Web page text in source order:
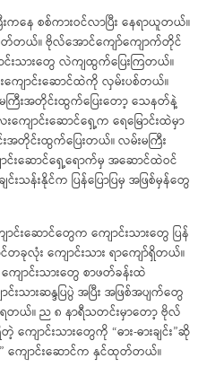
ကနေ စစ်ကားဝင်လာပြီး နေရာယူတယ်။
တ်တယ်။ ဗိုလ်အောင်ကျော်ကျောက်တိုင်
းသားတွေ လဲကျထွက်ပြေးကြတယ်။
ကျောင်းဆောင်ထဲကို လှမ်းပစ်တယ်။
ကြီးအတိုင်းထွက်ပြေးတော့ သေနတ်နဲ့
ျောင်းဆောင်ရှေ့က ရေမြောင်းထဲမှာ
င်းအတိုင်းထွက်ပြေးတယ်။ လမ်းမကြီး
င်းဆောင်ရှေ့ရောက်မှ အဆောင်ထဲဝင်
သန်းနိုင်က ပြန်ပြောပြမှ အဖြစ်မှန်တွေ
င်းဆောင်တွေက ကျောင်းသားတွေ ပြန်
ခုလုံး ကျောင်းသား ရာကျော်ရှိတယ်။
ာင်းသားတွေ စာဖတ်ခန်းထဲ
းသားဆန္ဒပြပွဲ အပြီး အဖြစ်အပျက်တွေ
ယ်။ ည ၈ နာရီသတင်းမှာတော့ ဗိုလ်
ျောင်းသားတွေကို “ဓား-ဓားချင်း”ဆို
” ကျောင်းဆောင်က နှင်ထုတ်တယ်။